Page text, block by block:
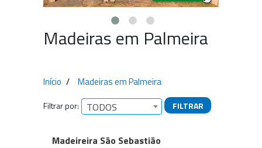
Madeiras em Palmeira
Início Madeiras em Palmeira
Filtrar por: TODOS FILTRAR
Empresas encontradas
Madeireira São Sebastião